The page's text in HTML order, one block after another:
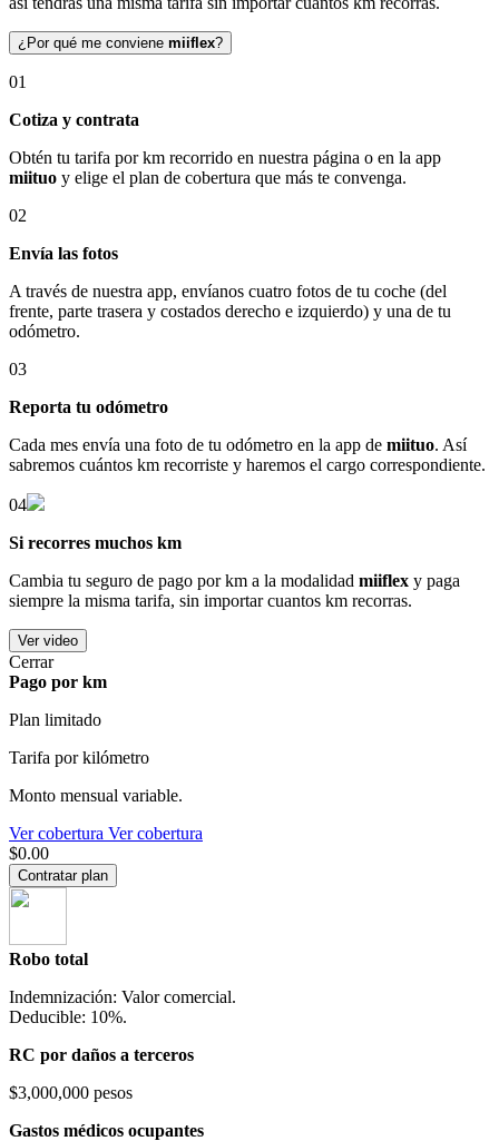
¿Por qué me conviene miiflex?
01
Cotiza y contrata
Obtén tu tarifa por km recorrido en nuestra página o en la app
miituo y elige el plan de cobertura que más te convenga.
02
Envía las fotos
A través de nuestra app, envíanos cuatro fotos de tu coche (del
frente, parte trasera y costados derecho e izquierdo) y una de tu
odómetro.
03
Reporta tu odómetro
Cada mes envía una foto de tu odómetro en la app de miituo. Así
sabremos cuántos km recorriste y haremos el cargo correspondiente.
04
Si recorres muchos km
Cambia tu seguro de pago por km a la modalidad miiflex y paga
siempre la misma tarifa, sin importar cuantos km recorras.
Ver video
Cerrar
Pago por km
Plan limitado
Tarifa por kilómetro
Monto mensual variable.
Ver cobertura Ver cobertura
$0.00
Contratar plan
Robo total
Indemnización: Valor comercial.
Deducible: 10%.
RC por daños a terceros
$3,000,000 pesos
Gastos médicos ocupantes